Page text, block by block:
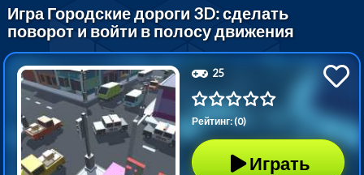
Игра Городские дороги 3D: сделать
поворот и войти в полосу движения
25
Рейтинг: (0)
Играть